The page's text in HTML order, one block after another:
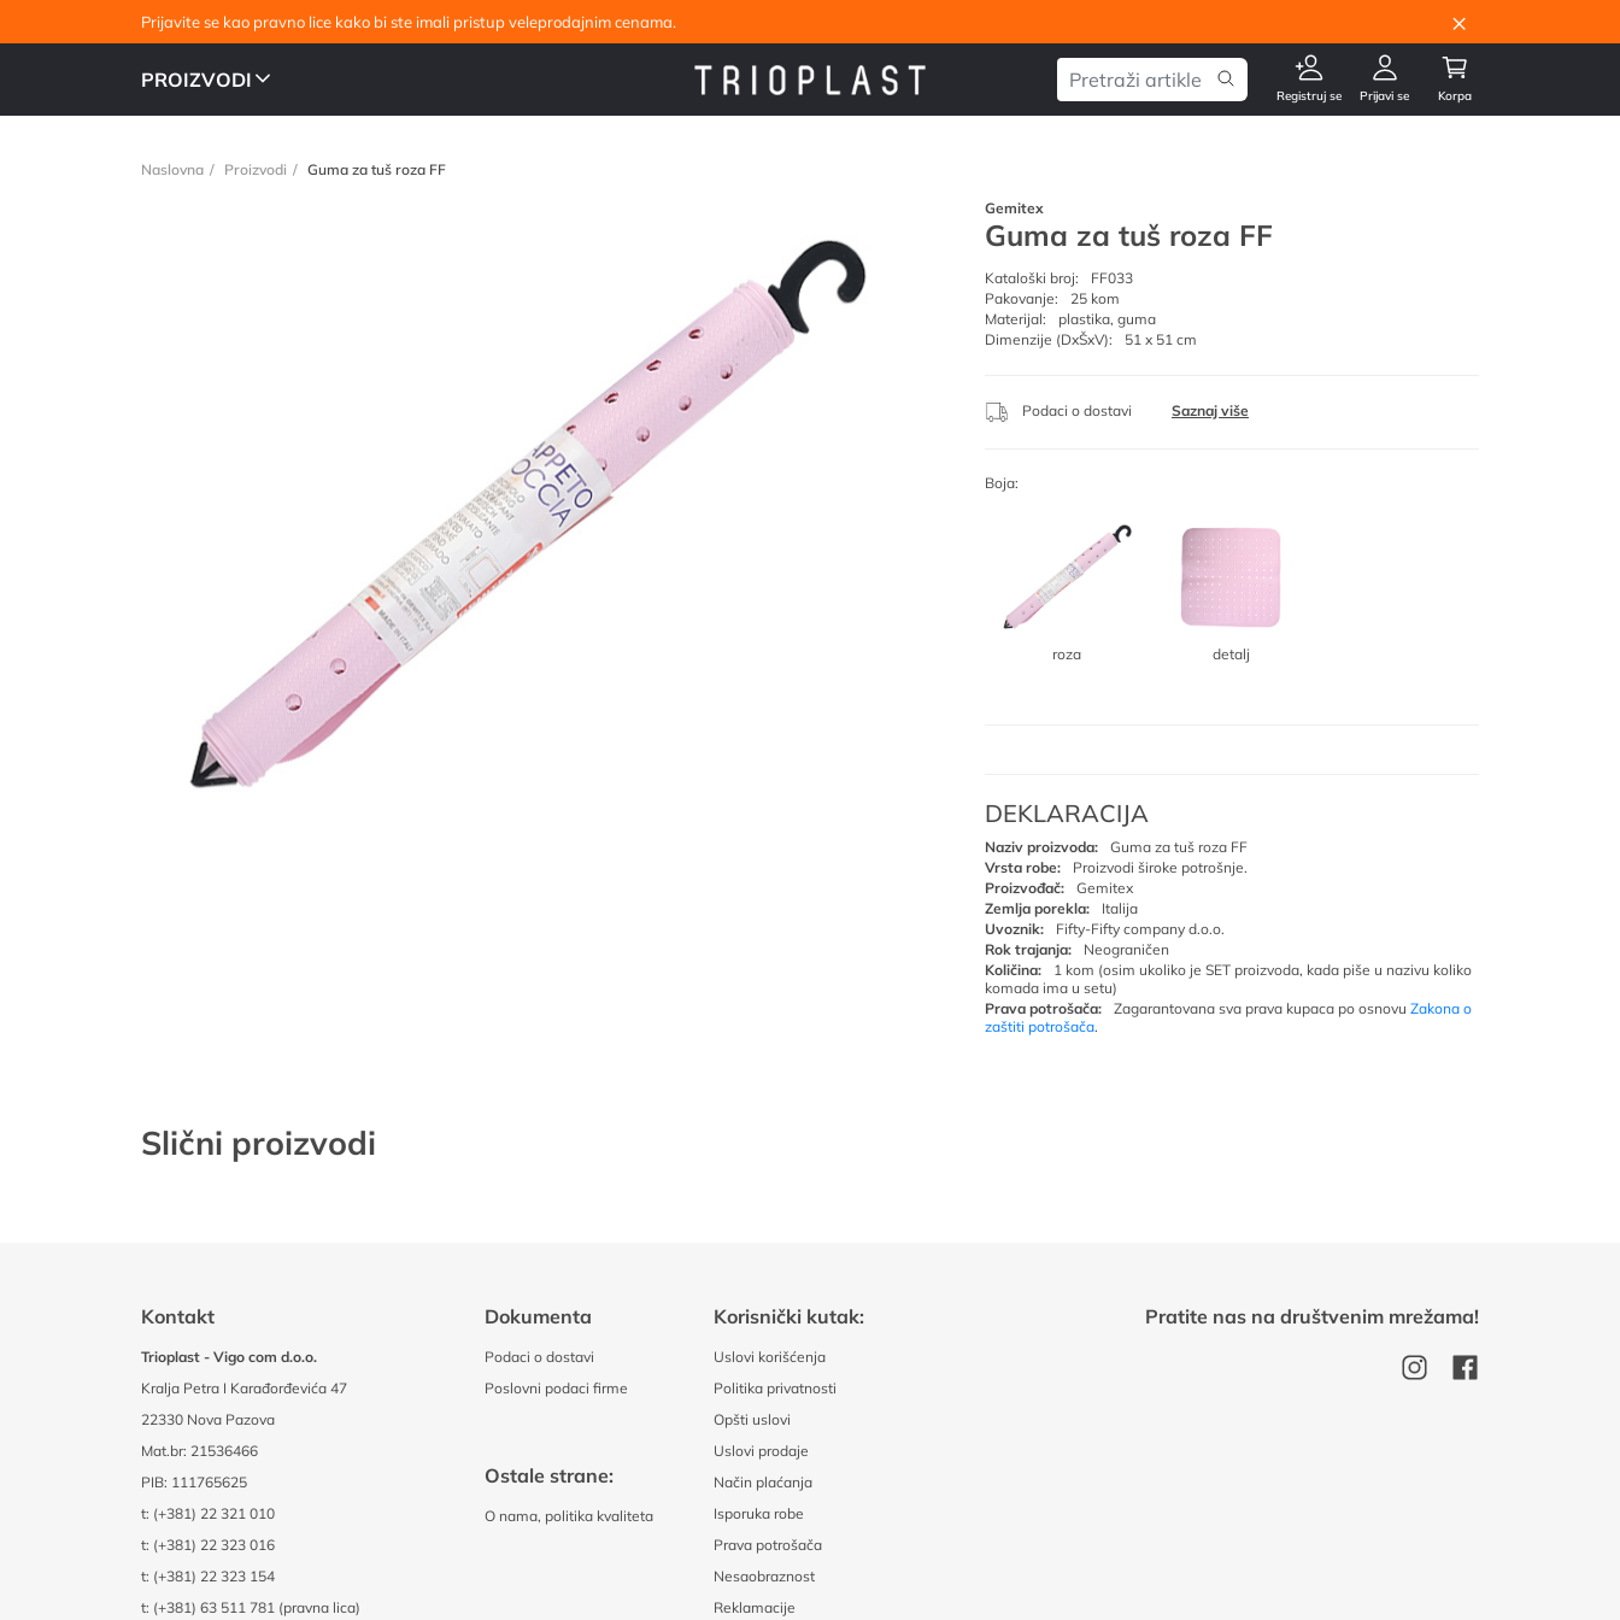
Prijavite se kao pravno lice kako bi ste imali pristup veleprodajnim cenama. ×
PROIZVODI
Registruj se Prijavi se Korpa
Naslovna Proizvodi Guma za tuš roza FF
Gemitex
Guma za tuš roza FF
Kataloški broj:
FF033
Pakovanje:
25 kom
Materijal:
plastika, guma
Dimenzije (DxŠxV):
51 x 51 cm
Podaci o dostavi Saznaj više
Boja:
roza detalj
DEKLARACIJA
Naziv proizvoda:
Guma za tuš roza FF
Vrsta robe:
Proizvodi široke potrošnje.
Proizvođač:
Gemitex
Zemlja porekla:
Italija
Uvoznik:
Fifty-Fifty company d.o.o.
Rok trajanja:
Neograničen
Količina:
1 kom (osim ukoliko je SET proizvoda, kada piše u nazivu koliko
komada ima u setu)
Prava potrošača:
Zagarantovana sva prava kupaca po osnovu Zakona o
zaštiti potrošača.
Slični proizvodi
Kontakt
Trioplast - Vigo com d.o.o.
Kralja Petra I Karađorđevića 47
22330 Nova Pazova
Mat.br: 21536466
PIB: 111765625
t: (+381) 22 321 010
t: (+381) 22 323 016
t: (+381) 22 323 154
t: (+381) 63 511 781 (pravna lica)
Dokumenta
Podaci o dostavi
Poslovni podaci firme
Ostale strane:
O nama, politika kvaliteta
Korisnički kutak:
Uslovi korišćenja
Politika privatnosti
Opšti uslovi
Uslovi prodaje
Način plaćanja
Isporuka robe
Prava potrošača
Nesaobraznost
Reklamacije
Pratite nas na društvenim mrežama!